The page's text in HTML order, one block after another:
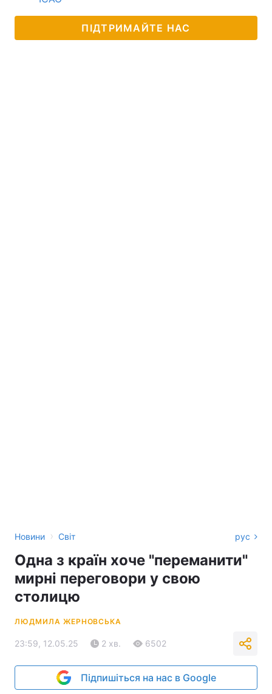
ПІДТРИМАЙТЕ НАС
Новини › Світ рус
Одна з країн хоче "переманити"
мирні переговори у свою
столицю
ЛЮДМИЛА ЖЕРНОВСЬКА
23:59, 12.05.25 2 хв. 6502
Підпишіться на нас в Google